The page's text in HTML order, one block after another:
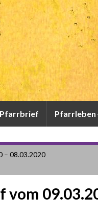
Pfarrbrief Pfarrleben
– 08.03.2020
vom